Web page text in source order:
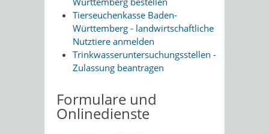
Tierseuchenkasse Baden-
Württemberg - landwirtschaftliche
Nutztiere anmelden
Trinkwasseruntersuchungsstellen -
Zulassung beantragen
Formulare und
Onlinedienste